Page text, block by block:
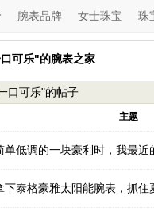
腕表品牌 女士珠宝 珠
可乐"的腕表之家
口可乐"的帖子
主题
单低调的一块豪利时，我最近
下泰格豪雅太阳能腕表，抓住